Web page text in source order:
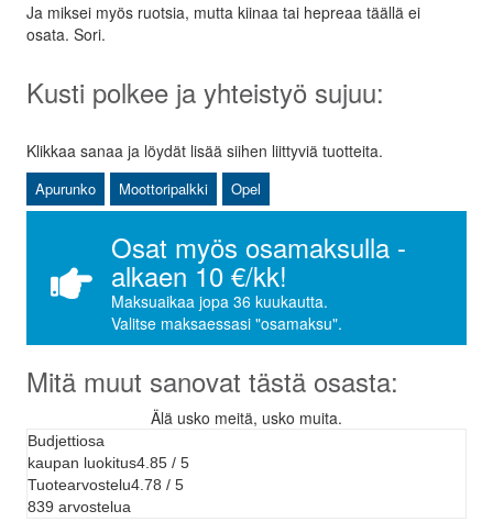
Klikkaa sanaa ja löydät lisää siihen liittyviä tuotteita.
Apurunko Moottoripalkki Opel
Osat myös osamaksulla -
alkaen 10 €/kk!
Maksuaikaa jopa 36 kuukautta.
Valitse maksaessasi "osamaksu".
Mitä muut sanovat tästä osasta:
Älä usko meitä, usko muita.
Budjettiosa
kaupan luokitus4.85 / 5
Tuotearvostelu4.78 / 5
839 arvostelua
Ja miksei myös ruotsia, mutta kiinaa tai hepreaa täällä ei
osata. Sori.
Kusti polkee ja yhteistyö sujuu: